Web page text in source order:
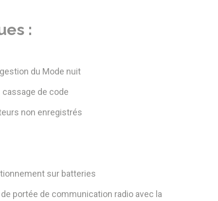
:
du Mode nuit
cassage de code
non enregistrés
sur batteries
portée de communication radio avec la